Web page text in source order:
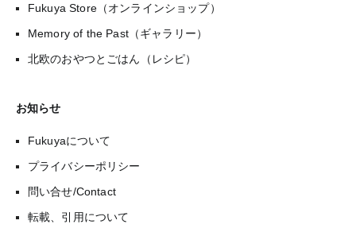
Fukuya Store（オンラインショップ）
Memory of the Past（ギャラリー）
北欧のおやつとごはん（レシピ）
お知らせ
Fukuyaについて
プライバシーポリシー
問い合せ/Contact
転載、引用について